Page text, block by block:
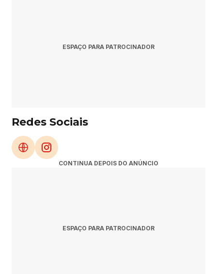
e
:
⬇️
ESPAÇO PARA PATROCINADOR
Redes Sociais
CONTINUA DEPOIS DO ANÚNCIO
ESPAÇO PARA PATROCINADOR